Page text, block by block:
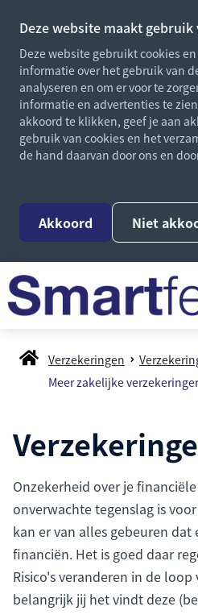
Deze website maakt gebruik
Deze website gebruikt cookies
informatie over het gebruik van
analyseren en om er voor te
informatie en advertenties te
akkoord te klikken, geef je aan
gebruik van cookies en het
de hand daarvan door ons en
Akkoord Niet
Verzekeringen
Meer zakelijke
Onzekerheid over je
onverwachte tegenslag is
kan er van alles gebeuren
financiën. Het is goed daar
Risico's veranderen in de
belangrijk jij het vindt deze